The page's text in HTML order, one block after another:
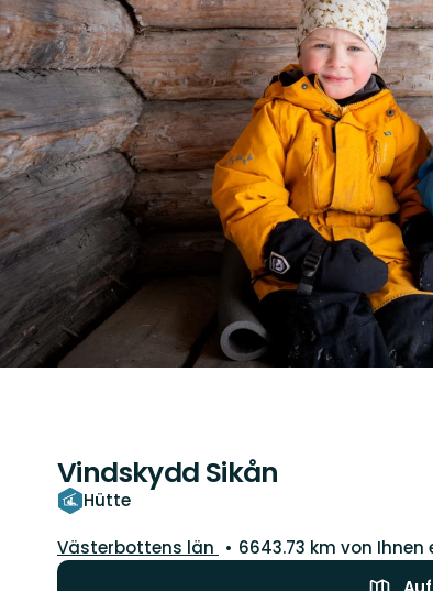
Vindskydd Sikån
Hütte
Landkreis:
Västerbottens län
6643.73 km von